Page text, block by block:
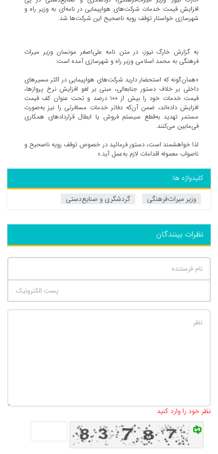
افزایش قیمت خدمات شرکت‌های هواپیمایی در نامه‌ای به وزیر راه و
شهرسازی خواستار توقف رویه ناصحیح این شرکت‌ها شد.
به گزارش خارگ نیوز، در متن نامه علی‌اصغر مونسان وزیر میراث
فرهنگی به محمد اسلامی وزیر راه و شهرسازی آمده است:
«همان‌گونه که استحضار دارید شرکت‌های هواپیمایی در اکثر مسیرهای
داخلی بر خلاف دستور جنابعالی، مبنی بر لغو افزایش نرخ پروازها،
قیمت خدمات خود را بیش از ۱۰۰ درصد و تحت عنوان کف قیمت
افزایش داده‌اند، ضمن آن‌که دفاتر خدمات مسافرتی را نیز به‌صورت
مستمر تهدید به‌قطع سیستم فروش یا ابطال قراردادهای همکاری
فی‌مابین می‌کنند.
لذا خواهشمند است، دستور فرمائید در خصوص توقف رویه ناصحیح و
ناصواب معموله اقدامات لازم به‌عمل آید.»
کلیدواژه ها:
وزیر میراث‌فرهنگی
گردشگری و صنایع‌دستی
نظرات بینندگان
نظر خود را وارد کنید